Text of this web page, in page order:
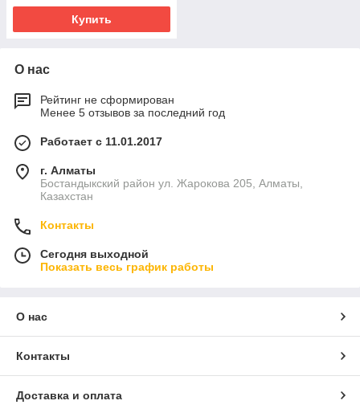
Купить
О нас
Рейтинг не сформирован
Менее 5 отзывов за последний год
Работает с 11.01.2017
г. Алматы
Бостандыкский район ул. Жарокова 205, Алматы,
Казахстан
Контакты
Сегодня выходной
Показать весь график работы
О нас
Контакты
Доставка и оплата